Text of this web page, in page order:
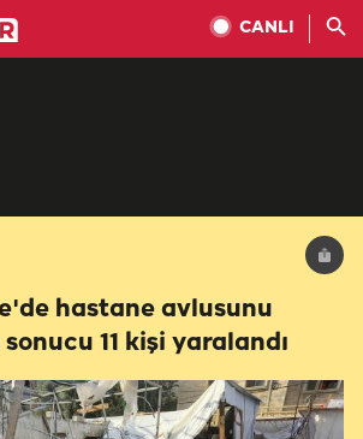
CANLI
hastane avlusunu
sonucu 11 kişi yaralandı